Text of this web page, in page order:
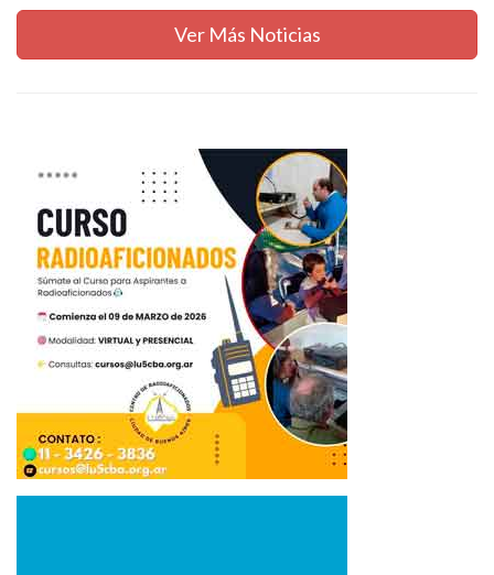
Ver Más Noticias